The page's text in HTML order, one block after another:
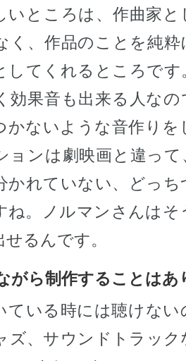
ところは、作曲家と
く、作品のことを純粋
してくれるところです
効果音も出来る人なの
かないような音作りを
ョンは劇映画と違って
かれていない、どっち
ね。ノルマンさんはそ
るんです。
がら制作することはあ
いる時には聴けない
ズ、サウンドトラック